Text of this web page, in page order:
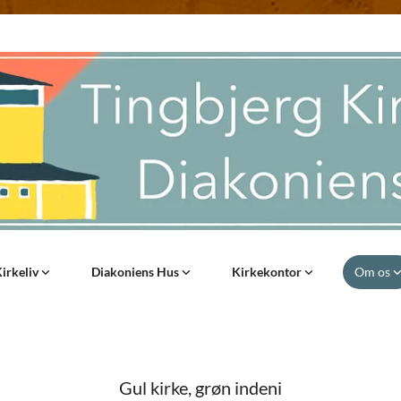
Diakoniens Hus Kirkekontor Om os
Gul kirke, grøn indeni